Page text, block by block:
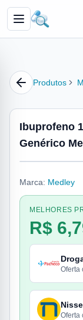
Produtos
Ibuprofeno
Genérico
Marca: Medley
MELHORES
R$
Oferta
Oferta